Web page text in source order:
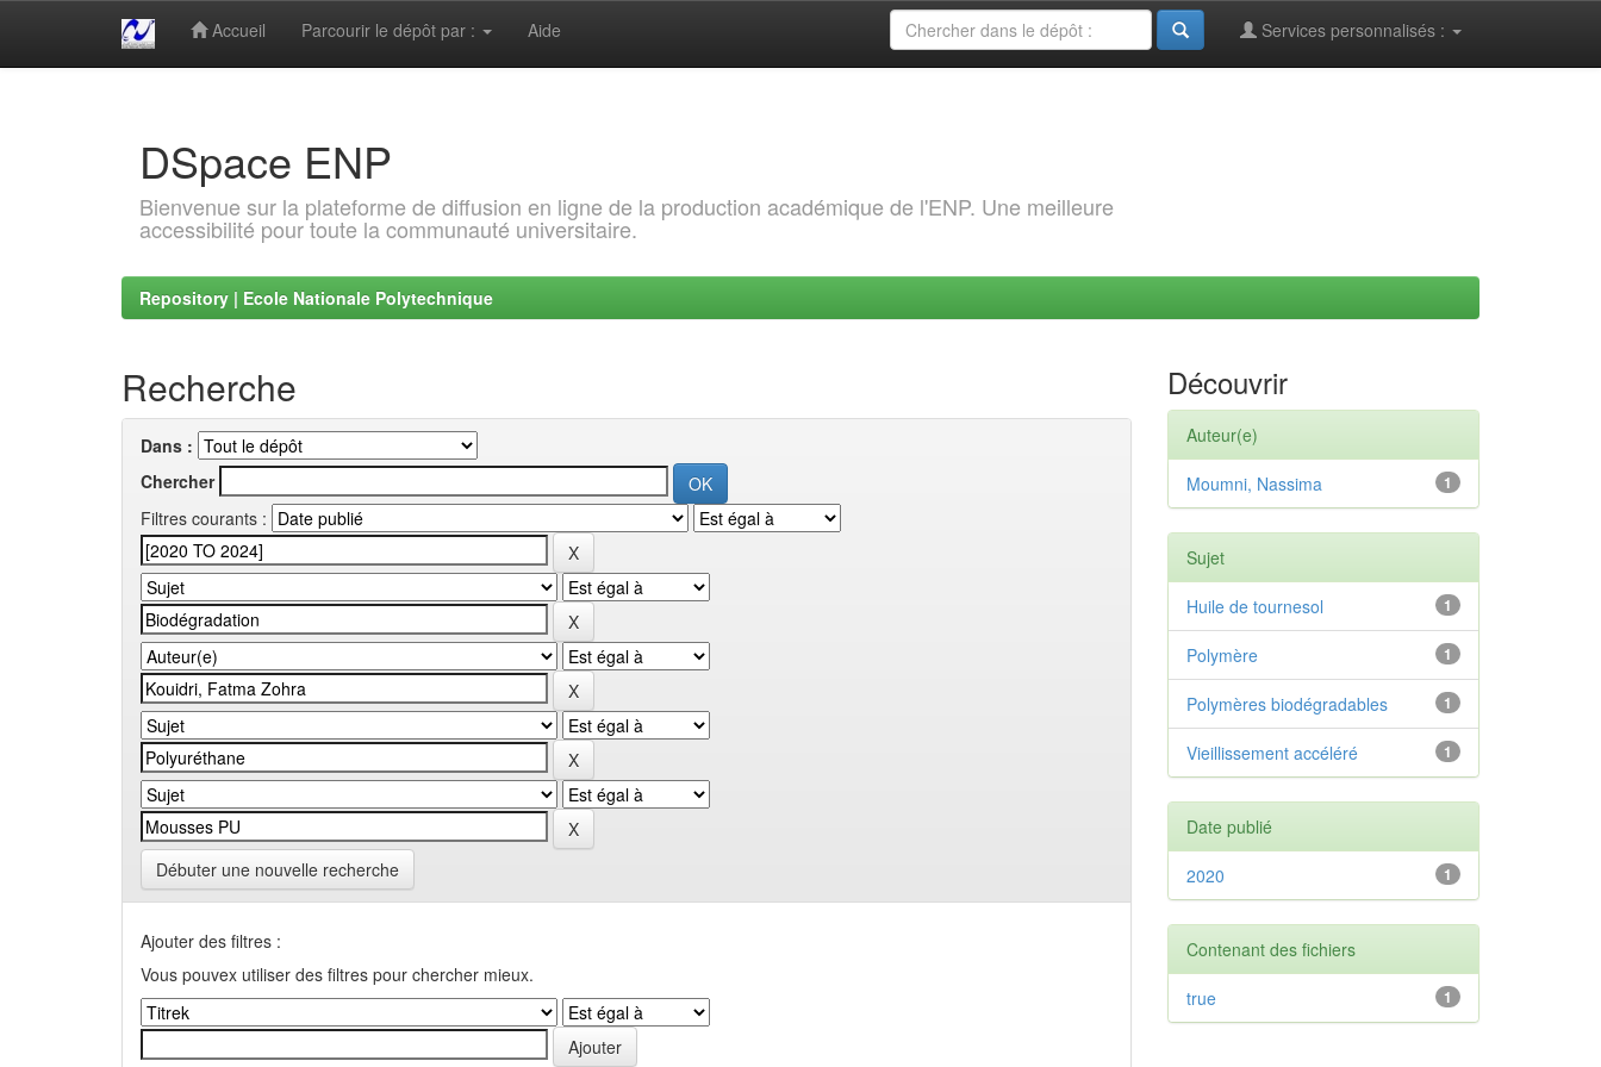
Accueil Parcourir le dépôt par : Aide Services personnalisés :
DSpace ENP
Bienvenue sur la plateforme de diffusion en ligne de la production académique de l'ENP. Une meilleure
accessibilité pour toute la communauté universitaire.
Repository | Ecole Nationale Polytechnique
Recherche
Dans :
Chercher
Filtres courants :
Débuter une nouvelle recherche
Ajouter des filtres :
Vous pouvex utiliser des filtres pour chercher mieux.
Découvrir
Auteur(e)
1
Moumni, Nassima
Sujet
1
Huile de tournesol
1
Polymère
1
Polymères biodégradables
1
Vieillissement accéléré
Date publié
1
2020
Contenant des fichiers
1
true